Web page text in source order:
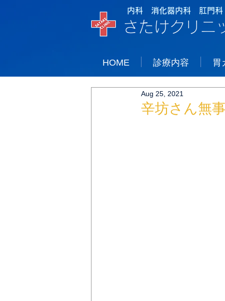
内科 消化器内科 肛門
さたけクリニ
HOME 診療内容 胃
辛坊さん無
Aug 25, 2021